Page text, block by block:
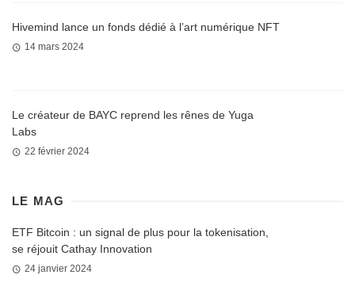
Hivemind lance un fonds dédié à l’art numérique NFT
14 mars 2024
Le créateur de BAYC reprend les rênes de Yuga
Labs
22 février 2024
LE MAG
ETF Bitcoin : un signal de plus pour la tokenisation,
se réjouit Cathay Innovation
24 janvier 2024